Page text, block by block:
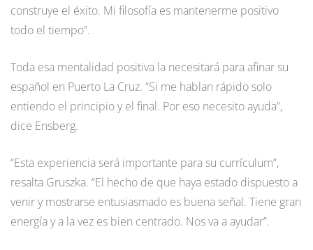
construye el éxito. Mi filosofía es mantenerme positivo
todo el tiempo”.
Toda esa mentalidad positiva la necesitará para afinar su
español en Puerto La Cruz. “Si me hablan rápido solo
entiendo el principio y el final. Por eso necesito ayuda”,
dice Ensberg.
“Esta experiencia será importante para su currículum”,
resalta Gruszka. “El hecho de que haya estado dispuesto a
venir y mostrarse entusiasmado es buena señal. Tiene gran
energía y a la vez es bien centrado. Nos va a ayudar”.